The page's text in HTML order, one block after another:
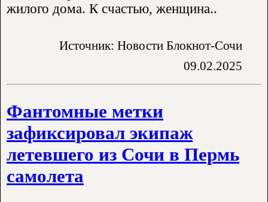
жилого дома. К счастью, женщина..
Источник: Новости Блокнот-Сочи
09.02.2025
Фантомные метки
зафиксировал экипаж
летевшего из Сочи в Пермь
самолета